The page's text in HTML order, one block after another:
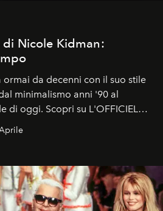
Nicole Kidman:
da decenni con il suo stile
minimalismo anni '90 al
di oggi. Scopri su L'OFFICIEL